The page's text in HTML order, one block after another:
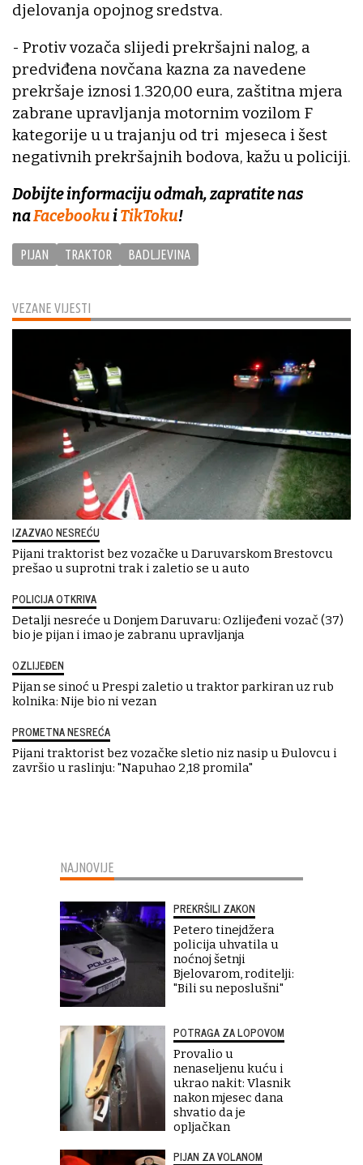
VEZANE VIJESTI
IZAZVAO NESREĆU
Pijani traktorist bez vozačke u Daruvarskom Brestovcu
prešao u suprotni trak i zaletio se u auto
POLICIJA OTKRIVA
Detalji nesreće u Donjem Daruvaru: Ozlijeđeni vozač (37)
bio je pijan i imao je zabranu upravljanja
OZLIJEĐEN
Pijan se sinoć u Prespi zaletio u traktor parkiran uz rub
kolnika: Nije bio ni vezan
PROMETNA NESREĆA
Pijani traktorist bez vozačke sletio niz nasip u Đulovcu i
završio u raslinju: "Napuhao 2,18 promila"
djelovanja opojnog sredstva.
- Protiv vozača slijedi prekršajni nalog, a
predviđena novčana kazna za navedene
prekršaje iznosi 1.320,00 eura, zaštitna mjera
zabrane upravljanja motornim vozilom F
kategorije u u trajanju od tri mjeseca i šest
negativnih prekršajnih bodova, kažu u policiji.
Dobijte informaciju odmah, zapratite nas
naFacebookuiTikToku!
PIJAN TRAKTOR BADLJEVINA
NAJNOVIJE
PREKRŠILI ZAKON
Petero tinejdžera
policija uhvatila u
noćnoj šetnji
Bjelovarom, roditelji:
"Bili su neposlušni"
POTRAGA ZA LOPOVOM
Provalio u
nenaseljenu kuću i
ukrao nakit: Vlasnik
nakon mjesec dana
shvatio da je
opljačkan
PIJAN ZA VOLANOM